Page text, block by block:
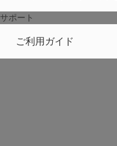
サポート
ご利用ガイド